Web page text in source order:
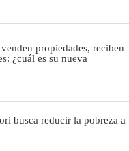
propiedades, reciben
¿cuál es su nueva
busca reducir la pobreza a